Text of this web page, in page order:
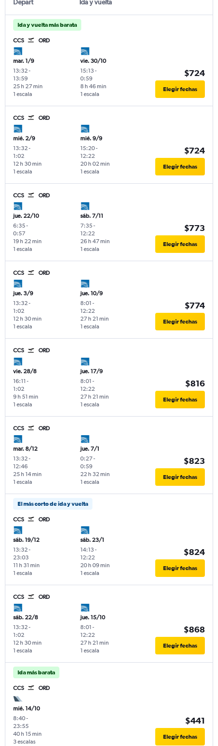
Depart Ida y vuelta
Ida y vuelta más barata
CCS ORD
mar. 1/9
13:32-
13:59
1 escala
25 h 27 min
vie. 30/10
15:13-
0:59
1 escala
8 h 46 min
$724
Elegir fechas
CCS ORD
mié. 2/9
13:32-
1:02
1 escala
12 h 30 min
mié. 9/9
15:20-
12:22
1 escala
20 h 02 min
$724
Elegir fechas
CCS ORD
jue. 22/10
6:35-
0:57
1 escala
19 h 22 min
sáb. 7/11
7:35-
12:22
1 escala
26 h 47 min
$773
Elegir fechas
CCS ORD
jue. 3/9
13:32-
1:02
1 escala
12 h 30 min
jue. 10/9
8:01 -
12:22
1 escala
27 h 21 min
$774
Elegir fechas
CCS ORD
vie. 28/8
16:11 -
1:02
1 escala
9 h 51 min
jue. 17/9
8:01 -
12:22
1 escala
27 h 21 min
$816
Elegir fechas
CCS ORD
mar. 8/12
13:32 -
12:46
1 escala
25 h 14 min
jue. 7/1
0:27-
0:59
1 escala
22 h 32 min
$823
Elegir fechas
El más corto de ida y vuelta
CCS ORD
sáb. 19/12
13:32 -
23:03
1 escala
11 h 31 min
sáb. 23/1
14:13-
12:22
1 escala
20 h 09 min
$824
Elegir fechas
CCS ORD
sáb. 22/8
13:32-
1:02
1 escala
12 h 30 min
jue. 15/10
8:01 -
12:22
1 escala
27 h 21 min
$868
Elegir fechas
Ida más barata
CCS ORD
mié. 14/10
8:40-
23:55
3 escalas
40 h 15 min
$441
Elegir fechas